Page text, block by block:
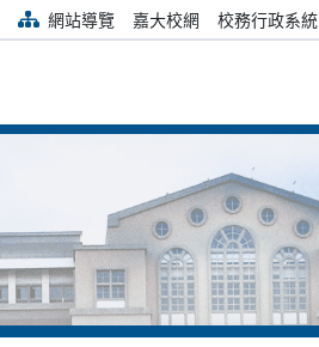
網站導覽 嘉大校網 校務行政系統